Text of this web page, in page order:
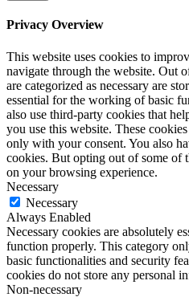
Privacy Overview
This website uses cookies to
navigate through the website. Out
are categorized as necessary are
essential for the working of basic
also use third-party cookies that
you use this website. These
only with your consent. You also
cookies. But opting out of some of
on your browsing experience.
Necessary
Necessary
Always Enabled
Necessary cookies are absolutely
function properly. This category
basic functionalities and security
cookies do not store any personal
Non-necessary